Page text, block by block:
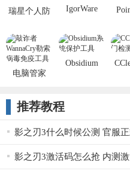
瑞星个人防
IgorWare
文件校验)
电脑管家
索病毒免疫
工具
Obsidium
推荐教程
影之刃3什么时候公测 官服
影之刃3激活码怎么抢 内测